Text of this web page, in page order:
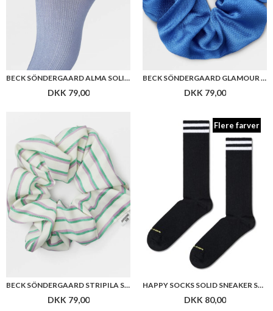
BECK SÖNDERGAARD ALMA SOLID SOCK
DKK 79,00
BECK SÖNDERGAARD GLAMOUR SCRUNCHIE
DKK 79,00
BECK SÖNDERGAARD STRIPILA SCRUNCHIE
DKK 79,00
Flere farver
HAPPY SOCKS SOLID SNEAKER SOCK P001023
DKK 80,00